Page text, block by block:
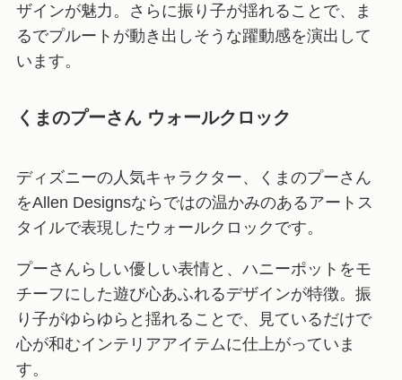
ザインが魅力。さらに振り子が揺れることで、ま
るでプルートが動き出しそうな躍動感を演出して
います。
くまのプーさん ウォールクロック
ディズニーの人気キャラクター、くまのプーさん
をAllen Designsならではの温かみのあるアートス
タイルで表現したウォールクロックです。
プーさんらしい優しい表情と、ハニーポットをモ
チーフにした遊び心あふれるデザインが特徴。振
り子がゆらゆらと揺れることで、見ているだけで
心が和むインテリアアイテムに仕上がっていま
す。